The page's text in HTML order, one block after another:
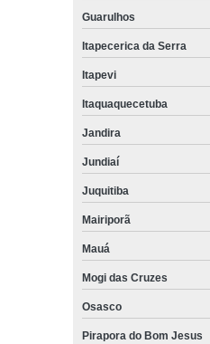
Guarulhos
Itapecerica da Serra
Itapevi
Itaquaquecetuba
Jandira
Jundiaí
Juquitiba
Mairiporã
Mauá
Mogi das Cruzes
Osasco
Pirapora do Bom Jesus